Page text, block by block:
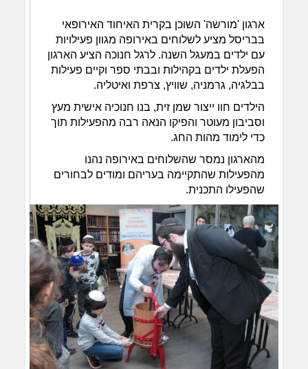
ארגון 'מורשה' השוכן בקרית האיחוד האירופאי
בבריסל מציע לשלוחים באירופה מגוון פעילויות
עם ילדים במעגל השנה. לרגל חנוכה הציע הארגון
הפעלת ילדים בקהילות ובבתי ספר וקיים פעילות
בבלגיה, גרמניה, שוויץ, צרפת ואיטליה.
הילדים חוו ייצור שמן זית, בנו חנוכיה אישית מעץ
וסביבון מעוטר והפיקו הנאה רבה מהפעילות תוך
כדי לימוד מהות החג.
מהארגון נמסר שהשלוחים באירופה נהנו
מהפעילות שהתקיימה בעריהם ומודים לבחורים
שהפעילו התכנית.​​